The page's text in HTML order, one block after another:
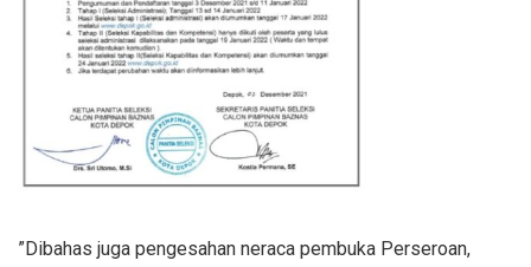
”Dibahas juga pengesahan neraca pembuka Perseroan,